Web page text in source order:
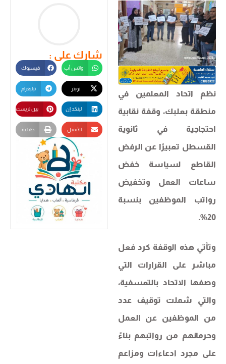
نظم اتحاد المعلمين في
منطقة بعلبك، وقفة نقابية
احتجاجية في ثانوية
القسطل تعبيرًا عن الرفض
القاطع لسياسة خفض
ساعات العمل وتخفيض
رواتب الموظفين بنسبة
وتأتي هذه الوقفة كرد فعل
مباشر على القرارات التي
وصفها الاتحاد بالتعسفية،
والتي شملت توقيف عدد
من الموظفين عن العمل
وحرمانهم من رواتبهم بناءً
على مجرد ادعاءات ومزاعم
شارك على :
واتس أب فيسبوك
تيليغرام
لينكد إن بين تريست
الأيميل طباعة